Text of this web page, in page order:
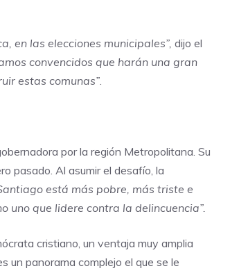
en las elecciones municipales”, dijo el
convencidos que harán una gran
estas comunas”.
por la región Metropolitana. Su
pasado. Al asumir el desafío, la
está más pobre, más triste e
uno que lidere contra la delincuencia”.
cristiano, un ventaja muy amplia
un panorama complejo el que se le